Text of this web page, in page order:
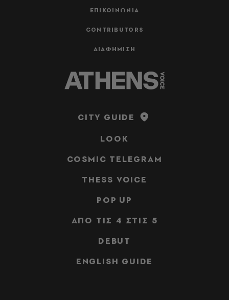
ΕΠΙΚΟΙΝΩΝΙΑ
CONTRIBUTORS
ΔΙΑΦΗΜΙΣΗ
CITY GUIDE
LOOK
COSMIC TELEGRAM
THESS VOICE
POP UP
ΑΠΟ ΤΙΣ 4 ΣΤΙΣ 5
DEBUT
ENGLISH GUIDE